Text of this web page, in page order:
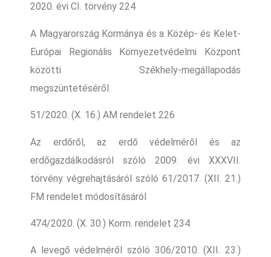
2020. évi CI. törvény 224
A Magyarország Kormánya és a Közép- és Kelet-
Európai Regionális Környezetvédelmi Központ
közötti Székhely-megállapodás
megszüntetéséről
51/2020. (X. 16.) AM rendelet 226
Az erdőről, az erdő védelméről és az
erdőgazdálkodásról szóló 2009. évi XXXVII.
törvény végrehajtásáról szóló 61/2017. (XII. 21.)
FM rendelet módosításáról
474/2020. (X. 30.) Korm. rendelet 234
A levegő védelméről szóló 306/2010. (XII. 23.)